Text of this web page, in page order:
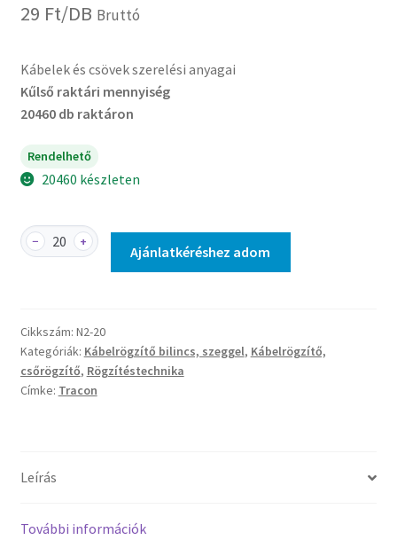
29 Ft/DB Bruttó
Kábelek és csövek szerelési anyagai
Kűlső raktári mennyiség
20460 db raktáron
Rendelhető
20460 készleten
N2-
20
bilincs,
szeggel
(20db)
mennyiség
− +
Ajánlatkéréshez adom
Cikkszám: N2-20
Kategóriák: Kábelrögzítő bilincs, szeggel, Kábelrögzítő,
csőrögzítő, Rögzítéstechnika
Címke: Tracon
Leírás
További információk